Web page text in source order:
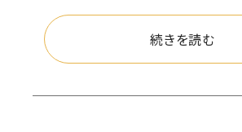
続きを読む